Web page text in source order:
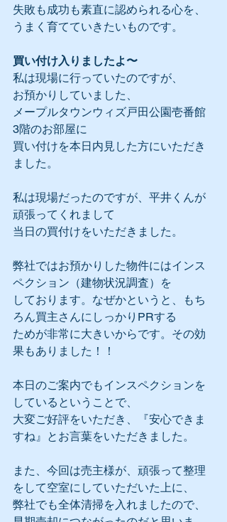
失敗も成功も素直に認められる心を、
うまく育てていきたいものです。
買い付け入りましたよ〜
私は現場に行っていたのですが、
お預かりしていました、
メープルタウンウィズ戸田公園壱番館
3階のお部屋に
買い付けを本日内見した方にいただき
ました。
私は現場だったのですが、平井くんが
頑張ってくれまして
当日の買付けをいただきました。
弊社ではお預かりした物件にはインス
ペクション（建物状況調査）を
しております。なぜかというと、もち
ろん買主さんにしっかりPRする
ためが非常に大きいからです。その効
果もありました！！
本日のご案内でもインスペクションを
しているということで、
大変ご好評をいただき、『安心できま
すね』とお言葉をいただきました。
また、今回は売主様が、頑張って整理
をして空室にしていただいた上に、
弊社でも全体清掃を入れましたので、